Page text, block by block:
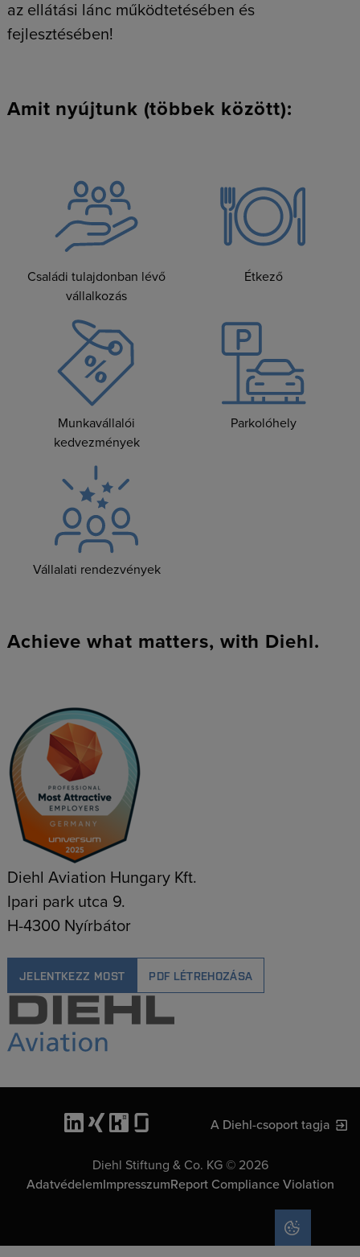
az ellátási lánc működtetésében és
fejlesztésében!
Amit nyújtunk (többek között):
Családi tulajdonban lévő
vállalkozás
Étkező
Munkavállalói
kedvezmények
Parkolóhely
Vállalati rendezvények
Achieve what matters, with Diehl.
Diehl Aviation Hungary Kft.
Ipari park utca 9.
H-4300 Nyírbátor
JELENTKEZZ MOST PDF LÉTREHOZÁSA
A Diehl-csoport tagja
Diehl Stiftung & Co. KG © 2026
AdatvédelemImpresszumReport Compliance Violation
COOKIE